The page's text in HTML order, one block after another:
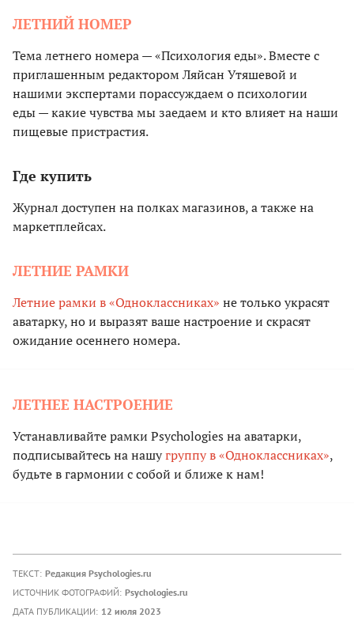
ЛЕТНИЙ НОМЕР
Тема летнего номера — «Психология еды». Вместе с
приглашенным редактором Ляйсан Утяшевой и
нашими экспертами порассуждаем о психологии
еды — какие чувства мы заедаем и кто влияет на наши
пищевые пристрастия.
Где купить
Журнал доступен на полках магазинов, а также на
маркетплейсах.
ЛЕТНИЕ РАМКИ
Летние рамки в «Одноклассниках» не только украсят
аватарку, но и выразят ваше настроение и скрасят
ожидание осеннего номера.
ЛЕТНЕЕ НАСТРОЕНИЕ
Устанавливайте рамки Psychologies на аватарки,
подписывайтесь на нашугруппу в «Одноклассниках»,
будьте в гармонии с собой и ближе к нам!
ТЕКСТ: Редакция Psychologies.ru
ИСТОЧНИК ФОТОГРАФИЙ: Psychologies.ru
ДАТА ПУБЛИКАЦИИ: 12 июля 2023